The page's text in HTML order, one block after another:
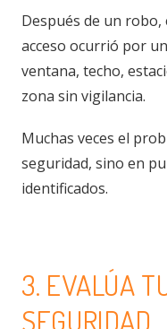
Después de un robo,
acceso ocurrió por
ventana, techo,
zona sin vigilancia.
Muchas veces el
seguridad, sino en
identificados.
3. EVALÚA
SEGURIDAD